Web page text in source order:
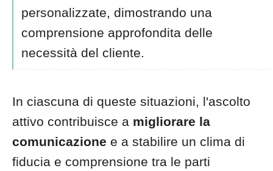
personalizzate, dimostrando una
comprensione approfondita delle
necessità del cliente.
In ciascuna di queste situazioni, l'ascolto
attivo contribuisce a migliorare la
comunicazione e a stabilire un clima di
fiducia e comprensione tra le parti